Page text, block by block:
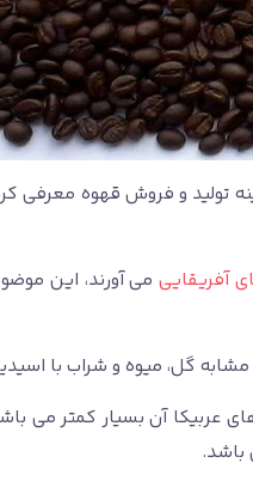
قطعاً آفریقا را می توان جز 3 قاره اول
آفریقاییمی آورند، این
گل، میوه و شراب با
عربیکا آن بسیار کمتر می
باشد.